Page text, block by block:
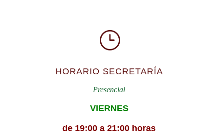
HORARIO SECRETARÍA
Presencial
VIERNES
de 19:00 a 21:00 horas